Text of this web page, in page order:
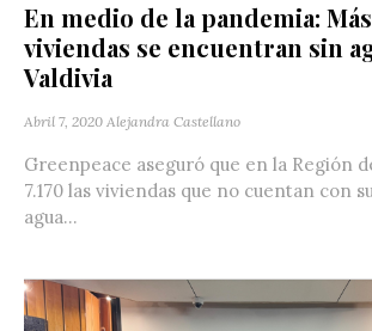
En medio de la pandemia:
viviendas se encuentran sin
Valdivia
Abril 7, 2020 Alejandra Castellano
Greenpeace aseguró que en la Región
7.170 las viviendas que no cuentan con
agua...